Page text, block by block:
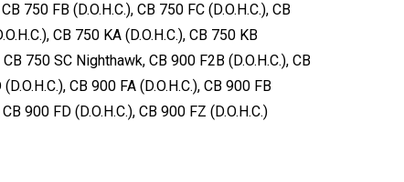
750 FB (D.O.H.C.), CB 750 FC (D.O.H.C.), CB
CB 750 KA (D.O.H.C.), CB 750 KB
CB 750 SC Nighthawk, CB 900 F2B (D.O.H.C.), CB
CB 900 FA (D.O.H.C.), CB 900 FB
900 FD (D.O.H.C.), CB 900 FZ (D.O.H.C.)